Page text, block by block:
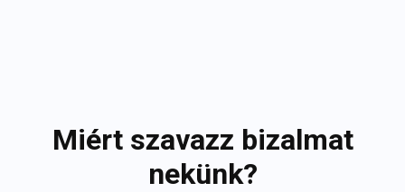
Miért szavazz bizalmat
nekünk?